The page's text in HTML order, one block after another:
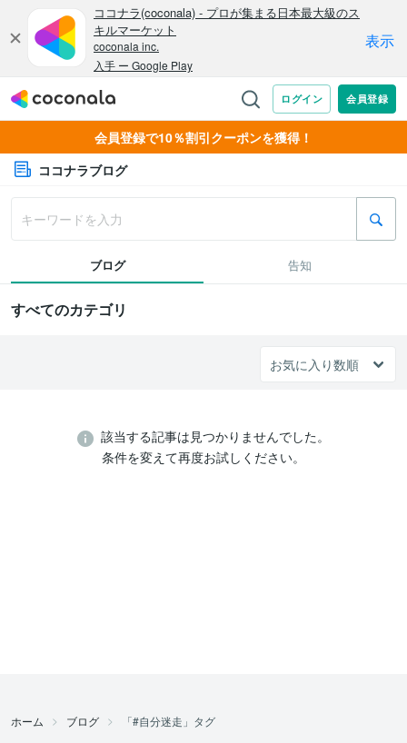
会員登録で10％割引クーポンを獲得！
ココナラブログ
ブログ 告知
すべてのカテゴリ
該当する記事は見つかりませんでした。
条件を変えて再度お試しください。
ホーム ブログ 「#自分迷走」タグ